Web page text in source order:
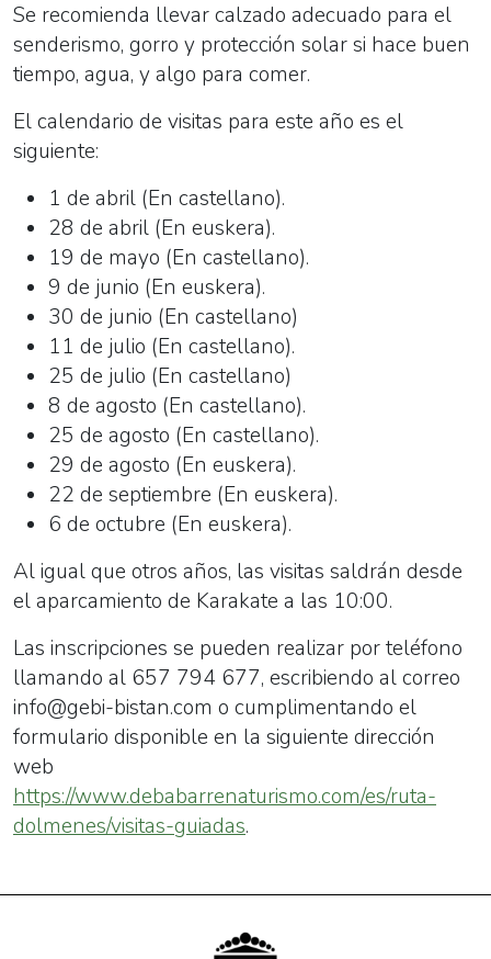
Se recomienda llevar calzado adecuado para el
senderismo, gorro y protección solar si hace buen
tiempo, agua, y algo para comer.
El calendario de visitas para este año es el
siguiente:
1 de abril (En castellano).
28 de abril (En euskera).
19 de mayo (En castellano).
9 de junio (En euskera).
30 de junio (En castellano)
11 de julio (En castellano).
25 de julio (En castellano)
8 de agosto (En castellano).
25 de agosto (En castellano).
29 de agosto (En euskera).
22 de septiembre (En euskera).
6 de octubre (En euskera).
Al igual que otros años, las visitas saldrán desde
el aparcamiento de Karakate a las 10:00.
Las inscripciones se pueden realizar por teléfono
llamando al 657 794 677, escribiendo al correo
info@gebi-bistan.com o cumplimentando el
formulario disponible en la siguiente dirección
web
https://www.debabarrenaturismo.com/es/ruta-
dolmenes/visitas-guiadas.